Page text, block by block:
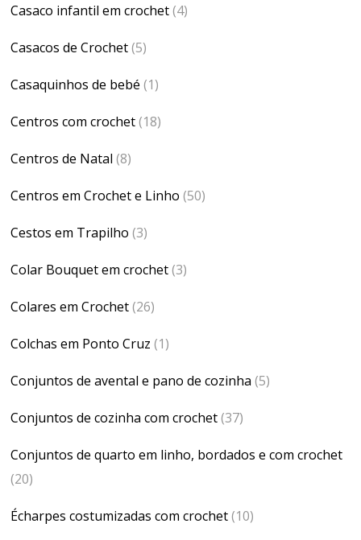
Casaco infantil em crochet(4)
Casacos de Crochet(5)
Casaquinhos de bebé (1)
Centros com crochet(18)
Centros de Natal (8)
Centros em Crochet e Linho (50)
Cestos em Trapilho (3)
Colar Bouquet em crochet(3)
Colares em Crochet(26)
Colchas em Ponto Cruz (1)
Conjuntos de avental e pano de cozinha (5)
Conjuntos de cozinha com crochet(37)
Conjuntos de quarto em linho, bordados e com crochet
(20)
Écharpes costumizadas com crochet(10)